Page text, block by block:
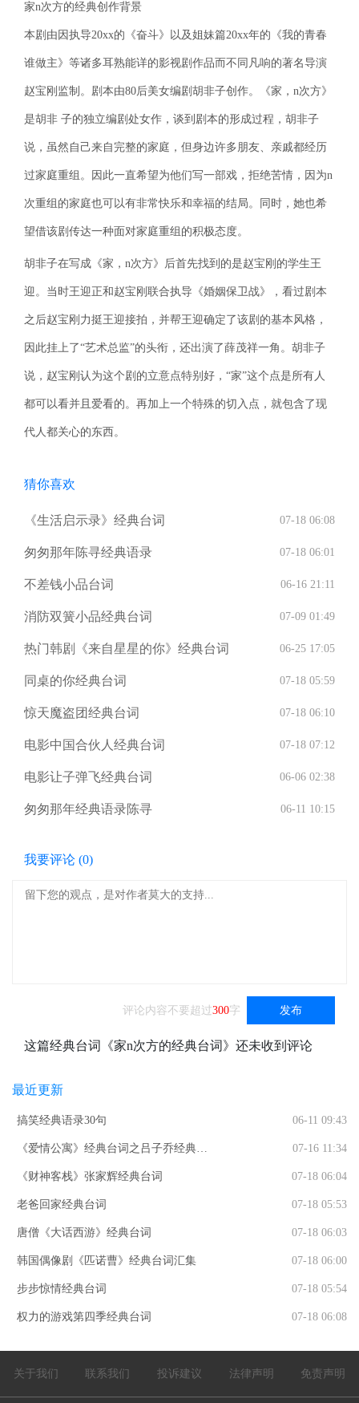
家n次方的经典创作背景
本剧由因执导20xx的《奋斗》以及姐妹篇20xx年的《我的青春
谁做主》等诸多耳熟能详的影视剧作品而不同凡响的著名导演
赵宝刚监制。剧本由80后美女编剧胡非子创作。《家，n次方》
是胡非 子的独立编剧处女作，谈到剧本的形成过程，胡非子
说，虽然自己来自完整的家庭，但身边许多朋友、亲戚都经历
过家庭重组。因此一直希望为他们写一部戏，拒绝苦情，因为n
次重组的家庭也可以有非常快乐和幸福的结局。同时，她也希
望借该剧传达一种面对家庭重组的积极态度。
胡非子在写成《家，n次方》后首先找到的是赵宝刚的学生王
迎。当时王迎正和赵宝刚联合执导《婚姻保卫战》，看过剧本
之后赵宝刚力挺王迎接拍，并帮王迎确定了该剧的基本风格，
因此挂上了“艺术总监”的头衔，还出演了薛茂祥一角。胡非子
说，赵宝刚认为这个剧的立意点特别好，“家”这个点是所有人
都可以看并且爱看的。再加上一个特殊的切入点，就包含了现
代人都关心的东西。
猜你喜欢
《生活启示录》经典台词 07-18 06:08
匆匆那年陈寻经典语录 07-18 06:01
不差钱小品台词 06-16 21:11
消防双簧小品经典台词 07-09 01:49
热门韩剧《来自星星的你》经典台词 06-25 17:05
同桌的你经典台词 07-18 05:59
惊天魔盗团经典台词 07-18 06:10
电影中国合伙人经典台词 07-18 07:12
电影让子弹飞经典台词 06-06 02:38
匆匆那年经典语录陈寻 06-11 10:15
我要评论 (0)
发布
评论内容不要超过300字
这篇经典台词《家n次方的经典台词》还未收到评论
最近更新
搞笑经典语录30句 06-11 09:43
《爱情公寓》经典台词之吕子乔经典语 07-16 11:34
《财神客栈》张家辉经典台词 07-18 06:04
老爸回家经典台词 07-18 05:53
唐僧《大话西游》经典台词 07-18 06:03
韩国偶像剧《匹诺曹》经典台词汇集 07-18 06:00
步步惊情经典台词 07-18 05:54
权力的游戏第四季经典台词 07-18 06:08
关于我们 联系我们 投诉建议 法律声明 免责声明